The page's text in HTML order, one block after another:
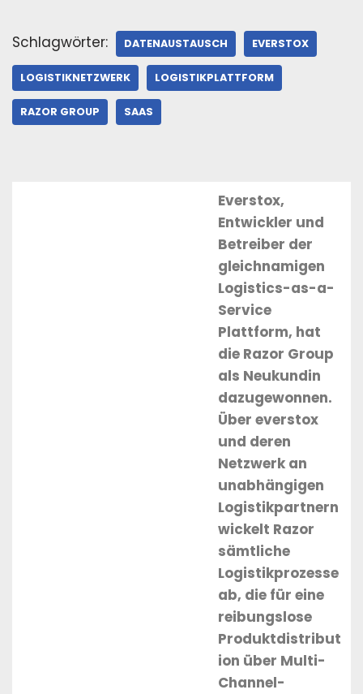
Schlagwörter: DATENAUSTAUSCH EVERSTOX
LOGISTIKNETZWERK LOGISTIKPLATTFORM
RAZOR GROUP SAAS
Everstox,
Entwickler und
Betreiber der
gleichnamigen
Logistics-as-a-
Service
Plattform, hat
die Razor Group
als Neukundin
dazugewonnen.
Über everstox
und deren
Netzwerk an
unabhängigen
Logistikpartnern
wickelt Razor
sämtliche
Logistikprozesse
ab, die für eine
reibungslose
Produktdistribut
ion über Multi-
Channel-